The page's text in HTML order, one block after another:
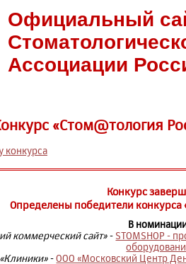
Официальный
Ассоциации
«Стом@тология
конкурса
Конкурс
Определены победители конкурса
В
коммерческий сайт»- STOMSHOP -
«Клиники»-ООО «Московский Центр